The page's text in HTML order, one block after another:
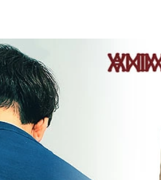
SOFTMACHINE 2026
秋冬 先行予約